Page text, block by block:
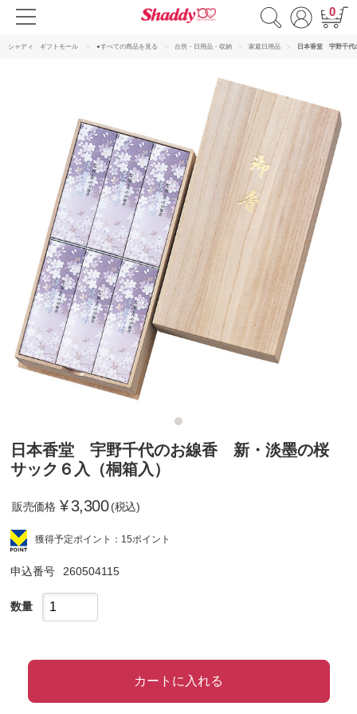
0
シャディ ギフトモール ●すべての商品を見る 台所・日用品・収納 家庭日用品 日本香堂 宇野千
日本香堂 宇野千代のお線香 新・淡墨の桜
サック６入（桐箱入）
販売価格 ¥3,300 (税込)
獲得予定ポイント：15ポイント
申込番号 260504115
数量
カートに入れる